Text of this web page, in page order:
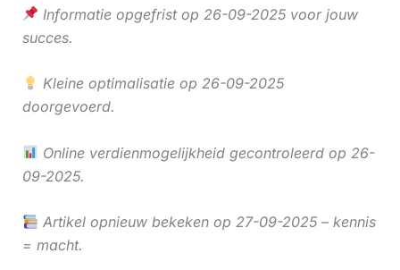
Informatie opgefrist op 26-09-2025 voor jouw
succes.
Kleine optimalisatie op 26-09-2025
doorgevoerd.
Online verdienmogelijkheid gecontroleerd op 26-
09-2025.
Artikel opnieuw bekeken op 27-09-2025 – kennis
= macht.